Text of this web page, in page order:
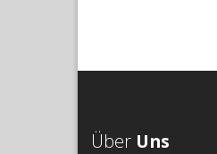
Über Uns